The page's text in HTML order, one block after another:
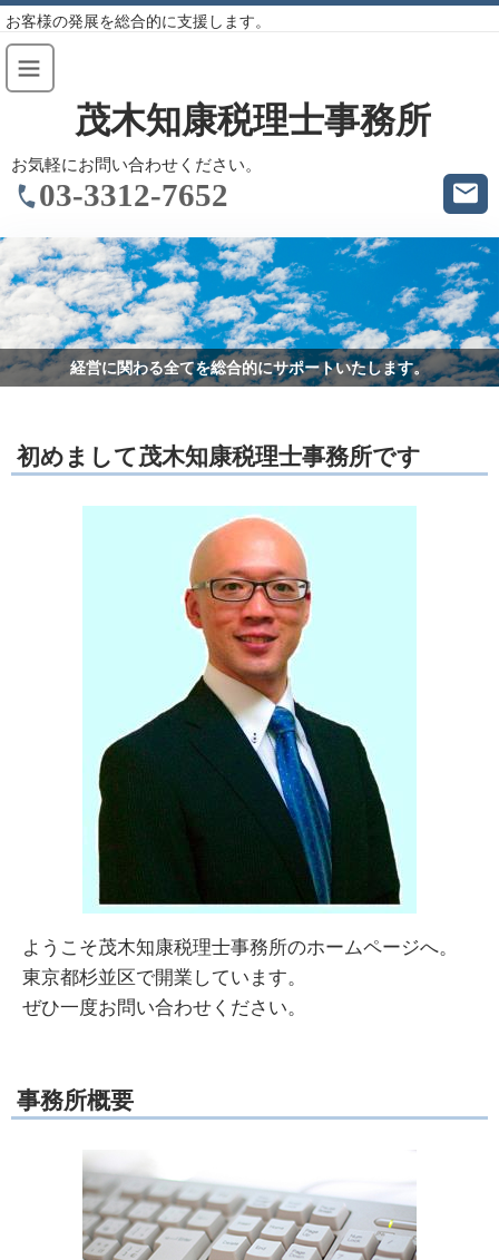
お客様の発展を総合的に支援します。
茂木知康税理士事務所
お気軽にお問い合わせください。
03-3312-7652
経営に関わる全てを総合的にサポートいたします。
初めまして茂木知康税理士事務所です
ようこそ茂木知康税理士事務所のホームページへ。
東京都杉並区で開業しています。
ぜひ一度お問い合わせください。
事務所概要